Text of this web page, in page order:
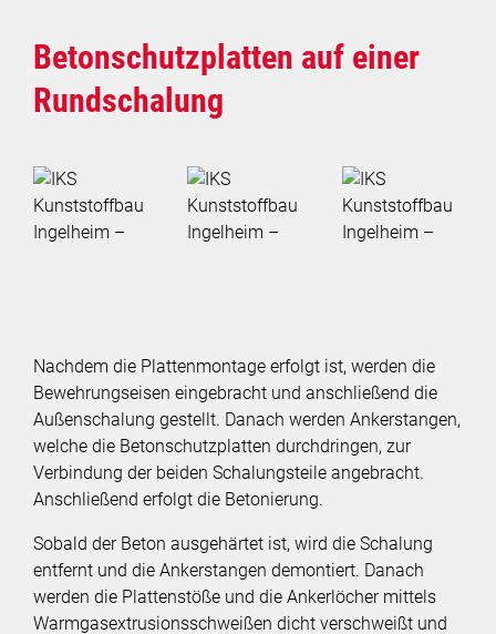
Betonschutzplatten auf einer
Rundschalung
Nachdem die Plattenmontage erfolgt ist, werden die
Bewehrungseisen eingebracht und anschließend die
Außenschalung gestellt. Danach werden Ankerstangen,
welche die Betonschutzplatten durchdringen, zur
Verbindung der beiden Schalungsteile angebracht.
Anschließend erfolgt die Betonierung.
Sobald der Beton ausgehärtet ist, wird die Schalung
entfernt und die Ankerstangen demontiert. Danach
werden die Plattenstöße und die Ankerlöcher mittels
Warmgasextrusionsschweißen dicht verschweißt und
Downloads
Kontakt
Cookiebar-Einstellungen ändern